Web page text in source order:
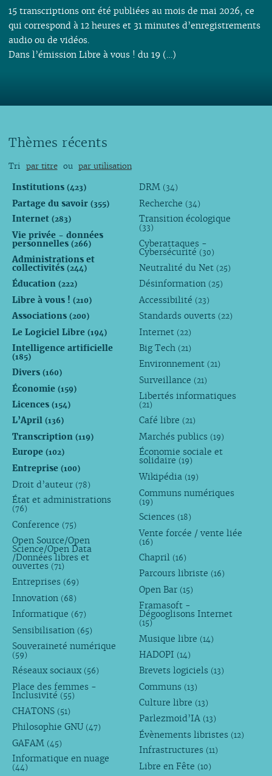
15 transcriptions ont été publiées au mois de mai 2026, ce
qui correspond à 12 heures et 31 minutes d’enregistrements
audio ou de vidéos.
Dans l’émission Libre à vous ! du 19 (…)
Thèmes récents
Tri par titre ou par utilisation
Institutions (423)
Partage du savoir (355)
Internet (283)
Vie privée - données
personnelles (266)
Administrations et
collectivités (244)
Éducation (222)
Libre à vous ! (210)
Associations (200)
Le Logiciel Libre (194)
Intelligence artificielle
(185)
Divers (160)
Économie (159)
Licences (154)
L’April (136)
Transcription (119)
Europe (102)
Entreprise (100)
Droit d’auteur (78)
État et administrations
(76)
Conference (75)
Open Source/Open
Science/Open Data
/Données libres et
ouvertes (71)
Entreprises (69)
Innovation (68)
Informatique (67)
Sensibilisation (65)
Souveraineté numérique
(59)
Réseaux sociaux (56)
Place des femmes -
Inclusivité (55)
CHATONS (51)
Philosophie GNU (47)
GAFAM (45)
Informatique en nuage
(44)
DRM (34)
Recherche (34)
Transition écologique
(33)
Cyberattaques -
Cybersécurité (30)
Neutralité du Net (25)
Désinformation (25)
Accessibilité (23)
Standards ouverts (22)
Internet (22)
Big Tech (21)
Environnement (21)
Surveillance (21)
Libertés informatiques
(21)
Café libre (21)
Marchés publics (19)
Économie sociale et
solidaire (19)
Wikipédia (19)
Communs numériques
(19)
Sciences (18)
Vente forcée / vente liée
(16)
Chapril (16)
Parcours libriste (16)
Open Bar (15)
Framasoft -
Dégooglisons Internet
(15)
Musique libre (14)
HADOPI (14)
Brevets logiciels (13)
Communs (13)
Culture libre (13)
Parlezmoid’IA (13)
Évènements libristes (12)
Infrastructures (11)
Libre en Fête (10)